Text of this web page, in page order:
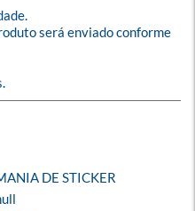
será enviado conforme
DE STICKER